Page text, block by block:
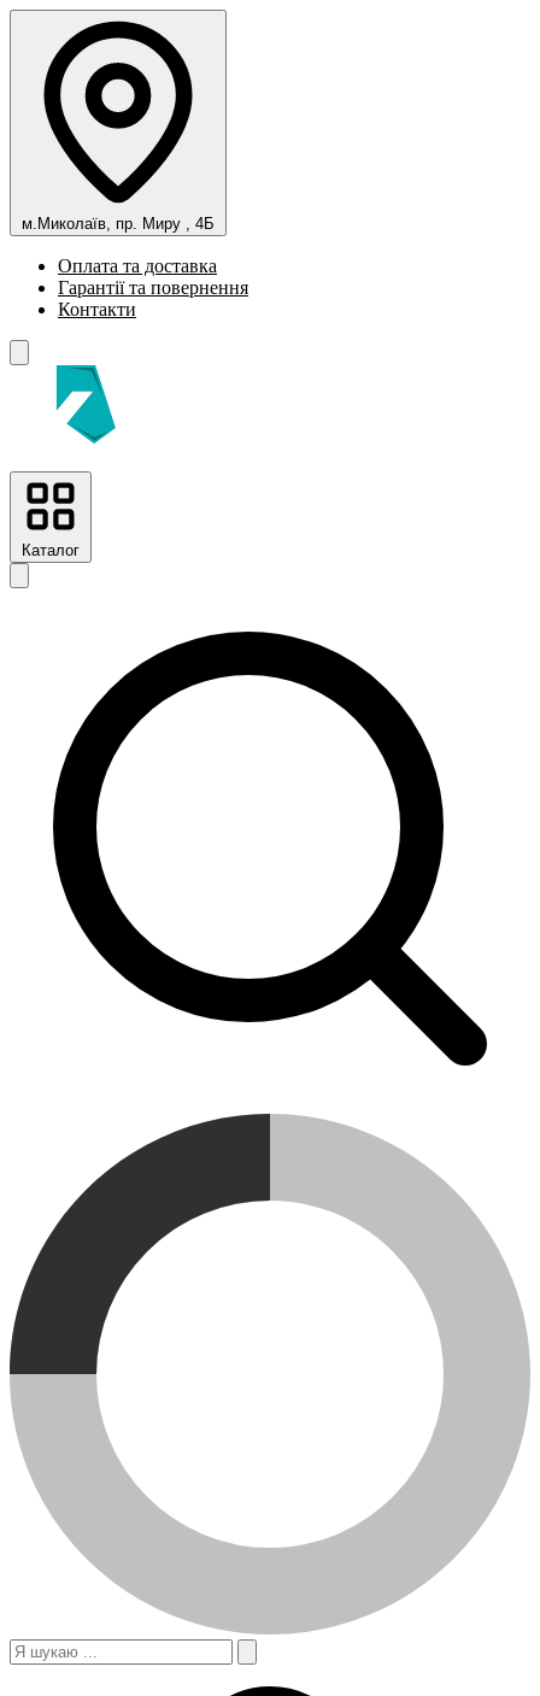
м.Миколаїв, пр. Миру , 4Б
Оплата та доставка
Гарантії та повернення
Контакти
Каталог